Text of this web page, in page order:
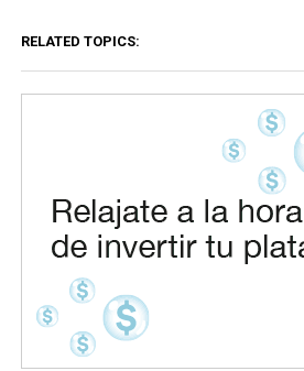
RELATED TOPICS: